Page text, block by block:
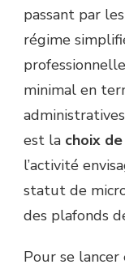
passant par
régime
minimal en
est la choix
l’activité
statut de
des plafonds
Pour se